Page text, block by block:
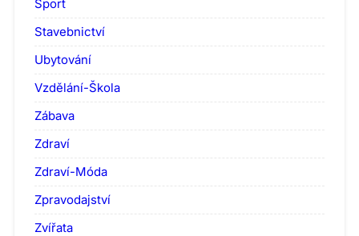
Sport
Stavebnictví
Ubytování
Vzdělání-Škola
Zábava
Zdraví
Zdraví-Móda
Zpravodajství
Zvířata